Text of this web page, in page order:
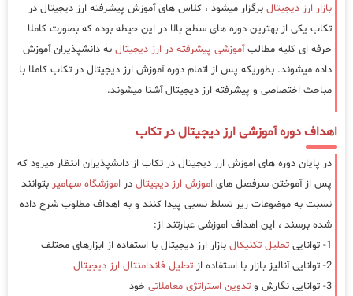
بازار ارز دیجیتال برگزار میشود ، کلاس های آموزش پیشرفته ارز دیجیتال در
تکاب یکی از بهترین دوره های سطح بالا در این حیطه بوده که بصورت کاملا
حرفه ای کلیه مطالبآموزشی پیشرفته در ارز دیجیتال به دانشپذیران آموزش
داده میشوند. بطوریکه پس از اتمام دوره آموزش ارز دیجیتال در تکاب کاملا با
مباحث اختصاصی و پیشرفته ارز دیجیتال آشنا میشوند.
اهداف دوره آموزشی ارز دیجیتال در تکاب
در پایان دوره های اموزش ارز دیجیتال در تکاب از دانشپذیران انتظار میرود که
پس از آموختن سرفصل های اموزش ارز دیجیتال در اموزشگاه سهامیر بتوانند
نسبت به موضوعات زیر تسلط نسبی پیدا کنند و به اهداف مطلوب شرح داده
شده برسند ، این اهداف اموزشی عبارتند از:
1- توانایی
تحلیل تکنیکال بازار ارز دیجیتال با استفاده از ابزارهای مختلف
2- توانایی آنالیز بازار با استفاده از
تحلیل فاندامنتال ارز دیجیتال
3- توانایی نگارش و
تدوین استراتژی معاملاتی خود